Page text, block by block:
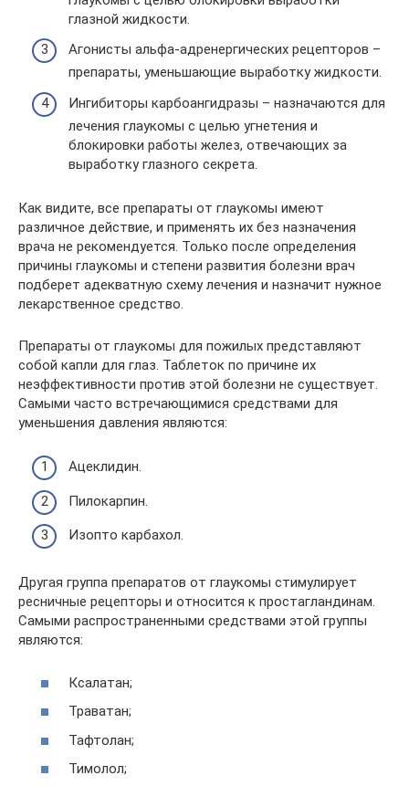
глазной жидкости.
Агонисты альфа-адренергических рецепторов –
препараты, уменьшающие выработку жидкости.
Ингибиторы карбоангидразы – назначаются для
лечения глаукомы с целью угнетения и
блокировки работы желез, отвечающих за
выработку глазного секрета.
Как видите, все препараты от глаукомы имеют
различное действие, и применять их без назначения
врача не рекомендуется. Только после определения
причины глаукомы и степени развития болезни врач
подберет адекватную схему лечения и назначит нужное
лекарственное средство.
Препараты от глаукомы для пожилых представляют
собой капли для глаз. Таблеток по причине их
неэффективности против этой болезни не существует.
Самыми часто встречающимися средствами для
уменьшения давления являются:
Ацеклидин.
Пилокарпин.
Изопто карбахол.
Другая группа препаратов от глаукомы стимулирует
ресничные рецепторы и относится к простагландинам.
Самыми распространенными средствами этой группы
являются:
Ксалатан;
Траватан;
Тафтолан;
Тимолол;